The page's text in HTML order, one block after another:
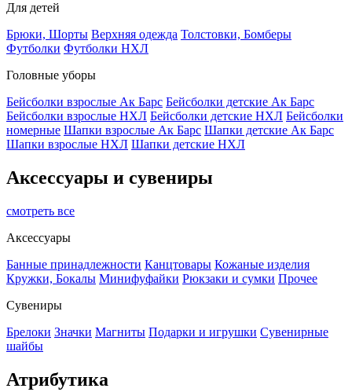
Для детей
Брюки, Шорты Верхняя одежда Толстовки, Бомберы
Футболки Футболки НХЛ
Головные уборы
Бейсболки взрослые Ак Барс Бейсболки детские Ак Барс
Бейсболки взрослые НХЛ Бейсболки детские НХЛ Бейсболки
номерные Шапки взрослые Ак Барс Шапки детские Ак Барс
Шапки взрослые НХЛ Шапки детские НХЛ
Аксессуары и сувениры
смотреть все
Аксессуары
Банные принадлежности Канцтовары Кожаные изделия
Кружки, Бокалы Минифуфайки Рюкзаки и сумки Прочее
Сувениры
Брелоки Значки Магниты Подарки и игрушки Сувенирные
шайбы
Атрибутика